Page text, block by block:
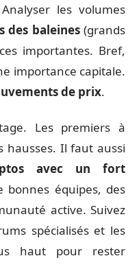
les volumes
des baleines(grands
importantes. Bref,
importance capitale.
de prix.
Les premiers à
hausses. Il faut aussi
avec un fort
bonnes équipes, des
active. Suivez
spécialisés et les
haut pour rester